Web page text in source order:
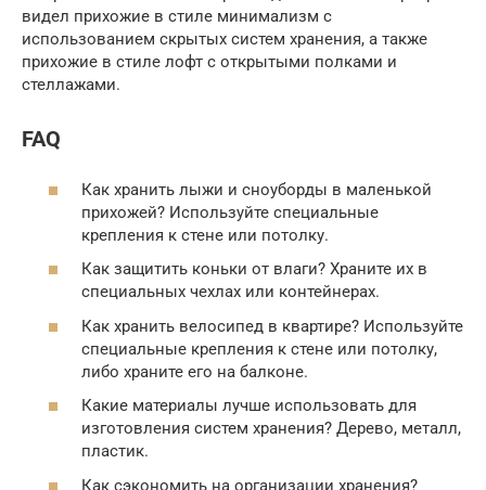
видел прихожие в стиле минимализм с
использованием скрытых систем хранения, а также
прихожие в стиле лофт с открытыми полками и
стеллажами.
FAQ
Как хранить лыжи и сноуборды в маленькой
прихожей? Используйте специальные
крепления к стене или потолку.
Как защитить коньки от влаги? Храните их в
специальных чехлах или контейнерах.
Как хранить велосипед в квартире? Используйте
специальные крепления к стене или потолку,
либо храните его на балконе.
Какие материалы лучше использовать для
изготовления систем хранения? Дерево, металл,
пластик.
Как сэкономить на организации хранения?